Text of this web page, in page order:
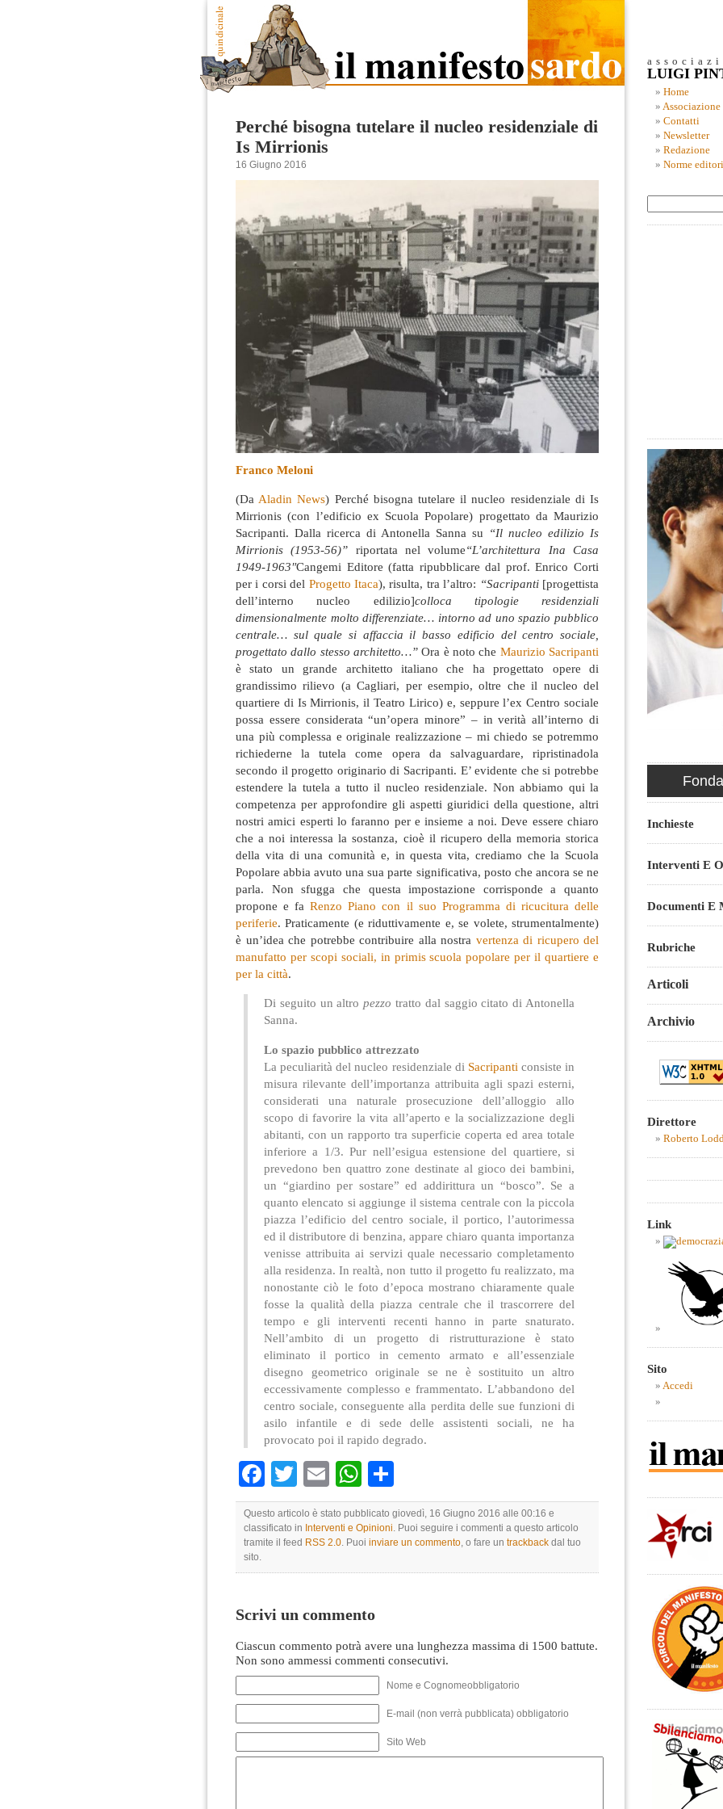
Perché bisogna tutelare il nucleo residenziale di
Is Mirrionis
16 Giugno 2016
Franco Meloni
(Da Aladin News) Perché bisogna tutelare il nucleo residenziale di Is
Mirrionis (con l’edificio ex Scuola Popolare) progettato da Maurizio
Sacripanti. Dalla ricerca di Antonella Sanna su “Il nucleo edilizio Is
Mirrionis (1953-56)” riportata nel volume“L’architettura Ina Casa
1949-1963″Cangemi Editore (fatta ripubblicare dal prof. Enrico Corti
per i corsi del Progetto Itaca), risulta, tra l’altro: “Sacripanti[progettista
dell’interno nucleo edilizio]colloca tipologie residenziali
dimensionalmente molto differenziate… intorno ad uno spazio pubblico
centrale… sul quale si affaccia il basso edificio del centro sociale,
progettato dallo stesso architetto…” Ora è noto che Maurizio Sacripanti
è stato un grande architetto italiano che ha progettato opere di
grandissimo rilievo (a Cagliari, per esempio, oltre che il nucleo del
quartiere di Is Mirrionis, il Teatro Lirico) e, seppure l’ex Centro sociale
possa essere considerata “un’opera minore” – in verità all’interno di
una più complessa e originale realizzazione – mi chiedo se potremmo
richiederne la tutela come opera da salvaguardare, ripristinadola
secondo il progetto originario di Sacripanti. E’ evidente che si potrebbe
estendere la tutela a tutto il nucleo residenziale. Non abbiamo qui la
competenza per approfondire gli aspetti giuridici della questione, altri
nostri amici esperti lo faranno per e insieme a noi. Deve essere chiaro
che a noi interessa la sostanza, cioè il ricupero della memoria storica
della vita di una comunità e, in questa vita, crediamo che la Scuola
Popolare abbia avuto una sua parte significativa, posto che ancora se ne
parla. Non sfugga che questa impostazione corrisponde a quanto
propone e faRenzo Piano con il suo Programma di ricucitura delle
periferie. Praticamente (e riduttivamente e, se volete, strumentalmente)
è un’idea che potrebbe contribuire alla nostra vertenza di ricupero del
manufatto per scopi sociali, in primis scuola popolare per il quartiere e
per la città.
Di seguito un altropezzo tratto dal saggio citato di Antonella
Sanna.
Lo spazio pubblico attrezzato
La peculiarità del nucleo residenziale di Sacripanti consiste in
misura rilevante dell’importanza attribuita agli spazi esterni,
considerati una naturale prosecuzione dell’alloggio allo
scopo di favorire la vita all’aperto e la socializzazione degli
abitanti, con un rapporto tra superficie coperta ed area totale
inferiore a 1/3. Pur nell’esigua estensione del quartiere, si
prevedono ben quattro zone destinate al gioco dei bambini,
un “giardino per sostare” ed addirittura un “bosco”. Se a
quanto elencato si aggiunge il sistema centrale con la piccola
piazza l’edificio del centro sociale, il portico, l’autorimessa
ed il distributore di benzina, appare chiaro quanta importanza
venisse attribuita ai servizi quale necessario completamento
alla residenza. In realtà, non tutto il progetto fu realizzato, ma
nonostante ciò le foto d’epoca mostrano chiaramente quale
fosse la qualità della piazza centrale che il trascorrere del
tempo e gli interventi recenti hanno in parte snaturato.
Nell’ambito di un progetto di ristrutturazione è stato
eliminato il portico in cemento armato e all’essenziale
disegno geometrico originale se ne è sostituito un altro
eccessivamente complesso e frammentato. L’abbandono del
centro sociale, conseguente alla perdita delle sue funzioni di
asilo infantile e di sede delle assistenti sociali, ne ha
provocato poi il rapido degrado.
Facebook
TwitterEmailWhatsApp
Questo articolo è stato pubblicato giovedì, 16 Giugno 2016 alle 00:16 e
classificato in Interventi e Opinioni. Puoi seguire i commenti a questo articolo
tramite il feed RSS 2.0. Puoi inviare un commento, o fare un trackback dal tuo
sito.
Scrivi un commento
Ciascun commento potrà avere una lunghezza massima di 1500 battute.
Non sono ammessi commenti consecutivi.
Nome e Cognomeobbligatorio
E-mail (non verrà pubblicata) obbligatorio
Sito Web
LUIGI
Home
Associazione
Contatti
Newsletter
Redazione
Norme
Inchieste
Interventi E
Documenti E
Rubriche
Articoli
Archivio
Direttore
Roberto
Link
Sito
Accedi